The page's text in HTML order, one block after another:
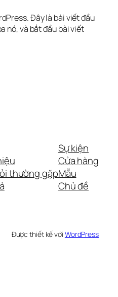
Đây là bài viết đầu
nó, và bắt đầu bài viết
thường gặp
Sự kiện
Cửa hàng
Mẫu
Chủ đề
Được thiết kế với WordPress